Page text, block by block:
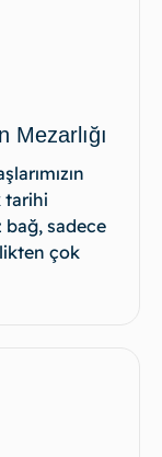
Mezarlığı
tarihi
sadece
çok